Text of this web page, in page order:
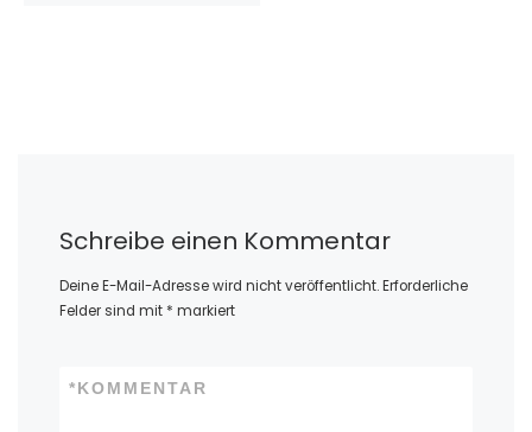
Schreibe einen Kommentar
Deine E-Mail-Adresse wird nicht veröffentlicht.Erforderliche
Felder sind mit * markiert
KOMMENTAR
*